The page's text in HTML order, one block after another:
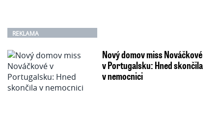
REKLAMA
Nový domov miss Nováčkové
v Portugalsku: Hned skončila
v nemocnici